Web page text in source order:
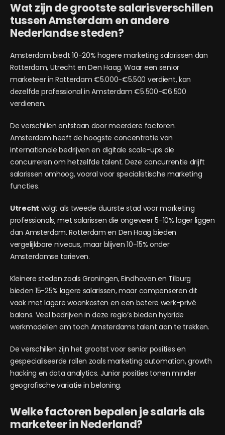
Wat zijn de grootste salarisverschillen
tussen Amsterdam en andere
Nederlandse steden?
Amsterdam biedt 10-20% hogere marketing salarissen dan
Rotterdam, Utrecht en Den Haag. Waar een senior
marketeer in Rotterdam €5.000-€5.500 verdient, kan
dezelfde professional in Amsterdam €5.500-€6.500
verdienen.
De verschillen ontstaan door meerdere factoren.
Amsterdam heeft de hoogste concentratie van
internationale bedrijven en digitale scale-ups die
concurreren om hetzelfde talent. Deze concurrentie drijft
salarissen omhoog, vooral voor specialistische marketing
functies.
Utrecht volgt als tweede duurste stad voor marketing
professionals, met salarissen die ongeveer 5-10% lager liggen
dan Amsterdam. Rotterdam en Den Haag bieden
vergelijkbare niveaus, maar blijven 10-15% onder
Amsterdamse tarieven.
Kleinere steden zoals Groningen, Eindhoven en Tilburg
bieden 15-25% lagere salarissen, maar compenseren dit
vaak met lagere woonkosten en een betere werk-privé
balans. Veel bedrijven in deze regio’s bieden hybride
werkmodellen om toch Amsterdams talent aan te trekken.
De verschillen zijn het grootst voor senior posities en
gespecialiseerde rollen zoals marketing automation, growth
hacking en data analytics. Junior posities tonen minder
geografische variatie in beloning.
Welke factoren bepalen je salaris als
marketeer in Nederland?